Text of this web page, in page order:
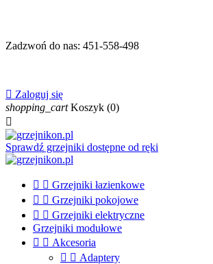
Zadzwoń do nas: 451-558-498
 Zaloguj się
shopping_cart Koszyk (0)

Sprawdź grzejniki dostępne od ręki
  Grzejniki łazienkowe
  Grzejniki pokojowe
  Grzejniki elektryczne
Grzejniki modułowe
  Akcesoria
  Adaptery